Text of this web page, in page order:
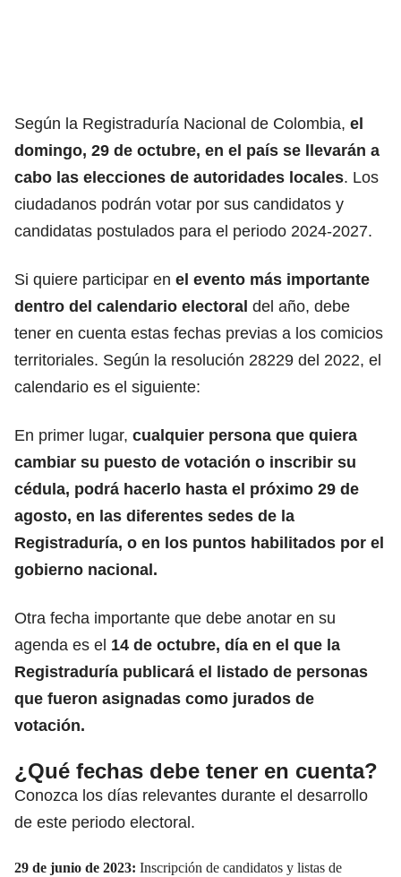
Según la Registraduría Nacional de Colombia, el
domingo, 29 de octubre, en el país se llevarán a
cabo las elecciones de autoridades locales. Los
ciudadanos podrán votar por sus candidatos y
candidatas postulados para el periodo 2024-2027.
Si quiere participar en el evento más importante
dentro del calendario electoral del año, debe
tener en cuenta estas fechas previas a los comicios
territoriales. Según la resolución 28229 del 2022, el
calendario es el siguiente:
En primer lugar, cualquier persona que quiera
cambiar su puesto de votación o inscribir su
cédula, podrá hacerlo hasta el próximo 29 de
agosto, en las diferentes sedes de la
Registraduría, o en los puntos habilitados por el
gobierno nacional.
Otra fecha importante que debe anotar en su
agenda es el 14 de octubre, día en el que la
Registraduría publicará el listado de personas
que fueron asignadas como jurados de
votación.
¿Qué fechas debe tener en cuenta?
Conozca los días relevantes durante el desarrollo
de este periodo electoral.
29 de junio de 2023: Inscripción de candidatos y listas de